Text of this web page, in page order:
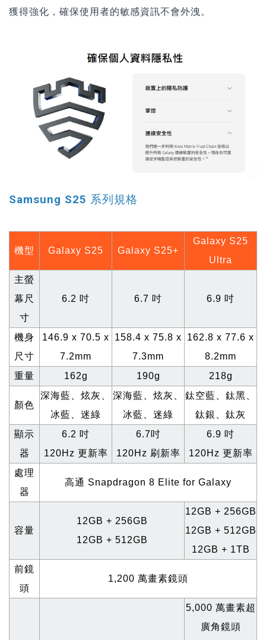
獲得強化，確保使用者的敏感資訊不會外洩。
Samsung S25 系列規格
機型 Galaxy S25 Galaxy S25+
Galaxy S25
Ultra
主螢
幕尺
寸
6.2 吋 6.7 吋 6.9 吋
機身
尺寸
146.9 x 70.5 x
7.2mm
158.4 x 75.8 x
7.3mm
162.8 x 77.6 x
8.2mm
重量
162g 190g 218g
顏色
深海藍、炫灰、
冰藍、迷綠
深海藍、炫灰、
冰藍、迷綠
鈦空藍、鈦黑、
鈦銀、鈦灰
顯示
器
6.2 吋
120Hz 更新率
6.7吋
120Hz 刷新率
6.9 吋
120Hz 更新率
處理
器
高通 Snapdragon 8 Elite for Galaxy
容量
12GB + 256GB
12GB + 512GB
12GB + 256GB
12GB + 512GB
12GB + 1TB
前鏡
頭
1,200 萬畫素鏡頭
5,000 萬畫素超
廣角鏡頭